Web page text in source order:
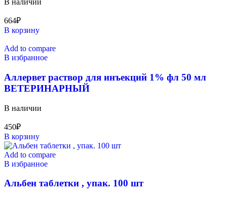
В наличии
664₽
В корзину
Add to compare
В избранное
Аллервет раствор для инъекций 1% фл 50 мл
ВЕТЕРИНАРНЫЙ
В наличии
450₽
В корзину
Add to compare
В избранное
Альбен таблетки , упак. 100 шт